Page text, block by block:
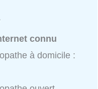
connu
à domicile :